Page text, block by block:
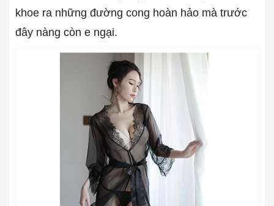
khoe ra những đường cong hoàn hảo mà trước
đây nàng còn e ngại.